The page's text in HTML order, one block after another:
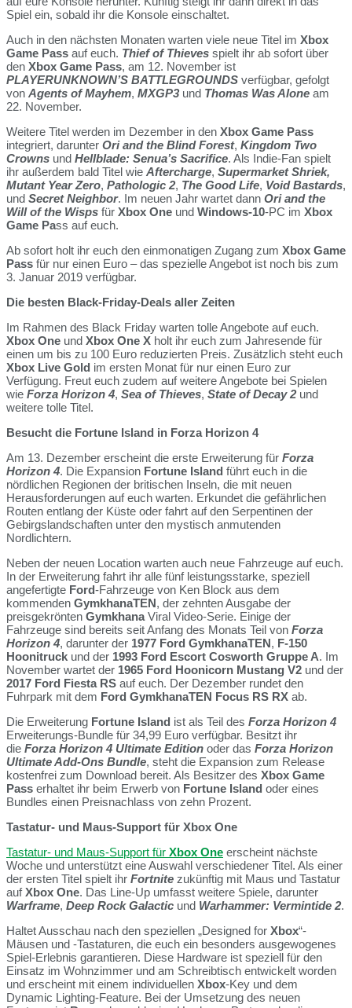
Spiel ein, sobald ihr die Konsole einschaltet.
Auch in den nächsten Monaten warten viele neue Titel im Xbox
Game Pass auf euch. Thief of Thieves spielt ihr ab sofort über
den Xbox Game Pass, am 12. November ist
PLAYERUNKNOWN’S BATTLEGROUNDS verfügbar, gefolgt
von Agents of Mayhem, MXGP3 und Thomas Was Alone am
22. November.
Weitere Titel werden im Dezember in den Xbox Game Pass
integriert, darunter Ori and the Blind Forest, Kingdom Two
Crowns und Hellblade: Senua’s Sacrifice. Als Indie-Fan spielt
ihr außerdem bald Titel wie Aftercharge, Supermarket Shriek,
Mutant Year Zero, Pathologic 2, The Good Life, Void Bastards,
und Secret Neighbor. Im neuen Jahr wartet dann Ori and the
Will of the Wisps für Xbox One und Windows-10-PC im Xbox
Game Pass auf euch.
Ab sofort holt ihr euch den einmonatigen Zugang zum Xbox Game
Pass für nur einen Euro – das spezielle Angebot ist noch bis zum
3. Januar 2019 verfügbar.
Die besten Black-Friday-Deals aller Zeiten
Im Rahmen des Black Friday warten tolle Angebote auf euch.
Xbox One und Xbox One X holt ihr euch zum Jahresende für
einen um bis zu 100 Euro reduzierten Preis. Zusätzlich steht euch
Xbox Live Gold im ersten Monat für nur einen Euro zur
Verfügung. Freut euch zudem auf weitere Angebote bei Spielen
wie Forza Horizon 4, Sea of Thieves, State of Decay 2und
weitere tolle Titel.
Besucht die Fortune Island in Forza Horizon 4
Am 13. Dezember erscheint die erste Erweiterung für Forza
Horizon 4. Die Expansion Fortune Island führt euch in die
nördlichen Regionen der britischen Inseln, die mit neuen
Herausforderungen auf euch warten. Erkundet die gefährlichen
Routen entlang der Küste oder fahrt auf den Serpentinen der
Gebirgslandschaften unter den mystisch anmutenden
Nordlichtern.
Neben der neuen Location warten auch neue Fahrzeuge auf euch.
In der Erweiterung fahrt ihr alle fünf leistungsstarke, speziell
angefertigte Ford-Fahrzeuge von Ken Block aus dem
kommenden GymkhanaTEN, der zehnten Ausgabe der
preisgekrönten GymkhanaViral Video-Serie. Einige der
Fahrzeuge sind bereits seit Anfang des Monats Teil von Forza
Horizon 4, darunter der 1977 Ford GymkhanaTEN, F-150
Hoonitruck und der 1993 Ford Escort Cosworth Gruppe A. Im
November wartet der 1965 Ford Hoonicorn Mustang V2 und der
2017 Ford Fiesta RS auf euch. Der Dezember rundet den
Fuhrpark mit dem Ford GymkhanaTEN Focus RS RX ab.
Die Erweiterung Fortune Island ist als Teil des Forza Horizon 4
Erweiterungs-Bundle für 34,99 Euro verfügbar. Besitzt ihr
die Forza Horizon 4 Ultimate Edition oder das Forza Horizon
Ultimate Add-Ons Bundle, steht die Expansion zum Release
kostenfrei zum Download bereit. Als Besitzer des Xbox Game
Pass erhaltet ihr beim Erwerb von Fortune Island oder eines
Bundles einen Preisnachlass von zehn Prozent.
Tastatur- und Maus-Support für Xbox One
Tastatur- und Maus-Support für Xbox One erscheint nächste
Woche und unterstützt eine Auswahl verschiedener Titel. Als einer
der ersten Titel spielt ihr Fortnite zukünftig mit Maus und Tastatur
aufXbox One. Das Line-Up umfasst weitere Spiele, darunter
Warframe, Deep Rock Galactic und Warhammer: Vermintide 2.
Haltet Ausschau nach den speziellen „Designed for Xbox“-
Mäusen und -Tastaturen, die euch ein besonders ausgewogenes
Spiel-Erlebnis garantieren. Diese Hardware ist speziell für den
Einsatz im Wohnzimmer und am Schreibtisch entwickelt worden
und erscheint mit einem individuellen Xbox-Key und dem
Dynamic Lighting-Feature. Bei der Umsetzung des neuen